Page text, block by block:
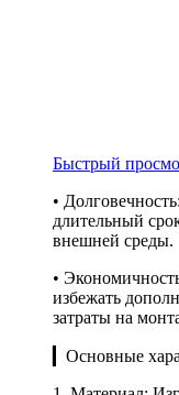
Быстрый
•
длительный
внешней среды.
•
избежать
затраты на
▎Основные